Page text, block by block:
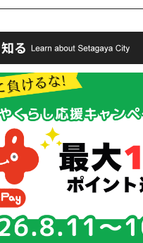
る
ドを表示